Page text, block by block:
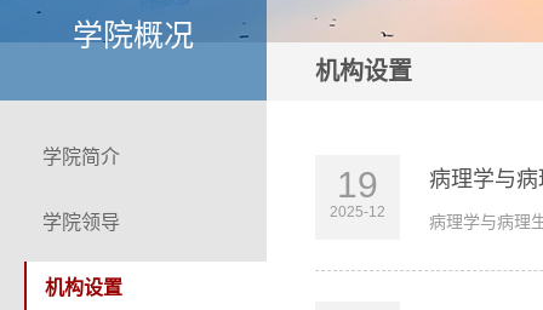
学院概况
机构设置
学院简介
学院领导
机构设置
19
2025-12
病理学与
病理学与病理